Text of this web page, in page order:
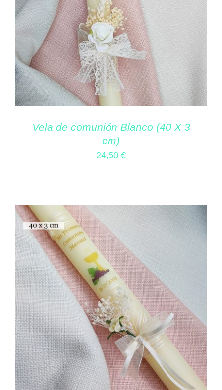
Vela de comunión Blanco (40 X 3
cm)
24,50 €